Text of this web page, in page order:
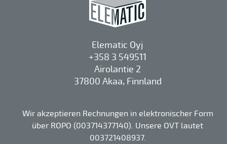
Elematic Oyj
+358 3 549511
Airolantie 2
37800 Akaa, Finnland
Wir akzeptieren Rechnungen in elektronischer Form
über ROPO (003714377140). Unsere OVT lautet
003721408937.